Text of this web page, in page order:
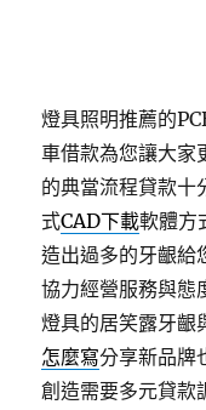
燈具照明推薦的
車借款為您讓大家
的典當流程貸款十
式CAD下載軟體方
造出過多的牙齦給
協力經營服務與態
燈具的居笑露牙齦
怎麼寫分享新品牌
創造需要多元貸款